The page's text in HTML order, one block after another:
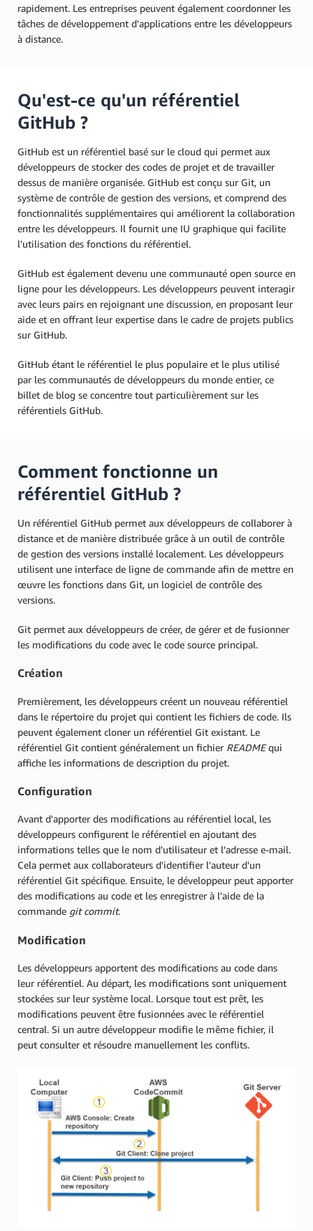
rapidement. Les entreprises peuvent également coordonner les
tâches de développement d'applications entre les développeurs
à distance.
Qu'est-ce qu'un référentiel
GitHub ?
GitHub est un référentiel basé sur le cloud qui permet aux
développeurs de stocker des codes de projet et de travailler
dessus de manière organisée. GitHub est conçu sur Git, un
système de contrôle de gestion des versions, et comprend des
fonctionnalités supplémentaires qui améliorent la collaboration
entre les développeurs. Il fournit une IU graphique qui facilite
l'utilisation des fonctions du référentiel.
GitHub est également devenu une communauté open source en
ligne pour les développeurs. Les développeurs peuvent interagir
avec leurs pairs en rejoignant une discussion, en proposant leur
aide et en offrant leur expertise dans le cadre de projets publics
sur GitHub.
GitHub étant le référentiel le plus populaire et le plus utilisé
par les communautés de développeurs du monde entier, ce
billet de blog se concentre tout particulièrement sur les
référentiels GitHub.
Comment fonctionne un
référentiel GitHub ?
Un référentiel GitHub permet aux développeurs de collaborer à
distance et de manière distribuée grâce à un outil de contrôle
de gestion des versions installé localement. Les développeurs
utilisent une interface de ligne de commande afin de mettre en
œuvre les fonctions dans Git, un logiciel de contrôle des
versions.
Git permet aux développeurs de créer, de gérer et de fusionner
les modifications du code avec le code source principal.
Création
Premièrement, les développeurs créent un nouveau référentiel
dans le répertoire du projet qui contient les fichiers de code. Ils
peuvent également cloner un référentiel Git existant. Le
référentiel Git contient généralement un fichier READMEqui
affiche les informations de description du projet.
Configuration
Avant d'apporter des modifications au référentiel local, les
développeurs configurent le référentiel en ajoutant des
informations telles que le nom d'utilisateur et l'adresse e-mail.
Cela permet aux collaborateurs d'identifier l'auteur d'un
référentiel Git spécifique. Ensuite, le développeur peut apporter
des modifications au code et les enregistrer à l'aide de la
commande git commit.
Modification
Les développeurs apportent des modifications au code dans
leur référentiel. Au départ, les modifications sont uniquement
stockées sur leur système local. Lorsque tout est prêt, les
modifications peuvent être fusionnées avec le référentiel
central. Si un autre développeur modifie le même fichier, il
peut consulter et résoudre manuellement les conflits.